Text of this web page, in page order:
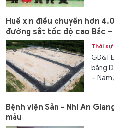
Huế xin điều chuyển hơn
đường sắt tốc độ cao Bắc –
Thời sự
bằng
–
Bệnh viện Sản - Nhi An
máu